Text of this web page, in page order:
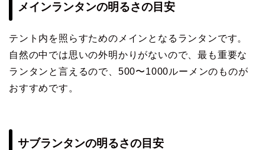
メインランタンの明るさの目安
テント内を照らすためのメインとなるランタンです。
自然の中では思いの外明かりがないので、最も重要な
ランタンと言えるので、500〜1000ルーメンのものが
おすすめです。
サブランタンの明るさの目安